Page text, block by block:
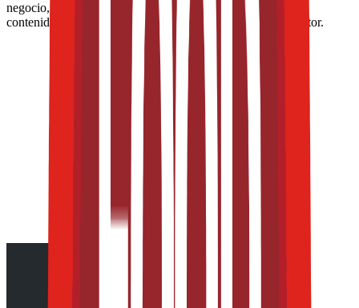
negocio, nutrición, normatividad y packaging, para ofrecer
contenidos de alto valor dirigidos a los profesionales del sector.